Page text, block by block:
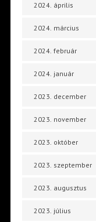
2024. április
2024. március
2024. február
2024. január
2023. december
2023. november
2023. október
2023. szeptember
2023. augusztus
2023. július